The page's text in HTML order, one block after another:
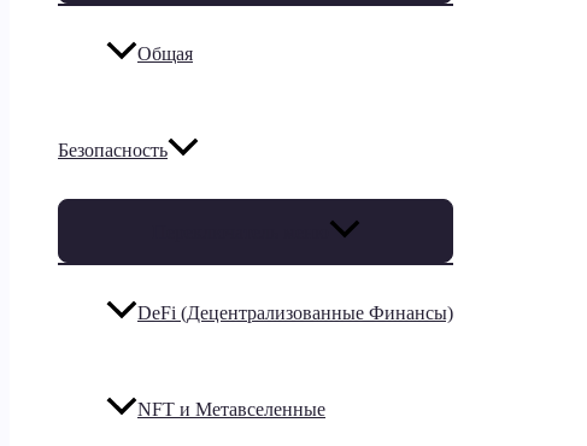
Общая
Безопасность
DeFi (Децентрализованные Финансы)
NFT и Метавселенные